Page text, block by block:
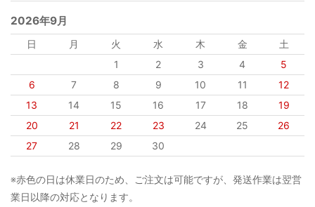
2026年9月
日 月 火 水 木 金
土
1
2 3 4
5
6
7 8 9 10 11
12
13
14 15 16 17 18
19
20
21 22 23 24 25
26
27
28 29 30
※赤色の日は休業日のため、ご注文は可能ですが、発送作業は翌営
業日以降の対応となります。